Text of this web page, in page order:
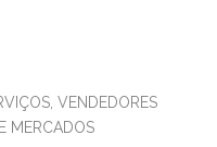
VENDEDORES
MERCADOS